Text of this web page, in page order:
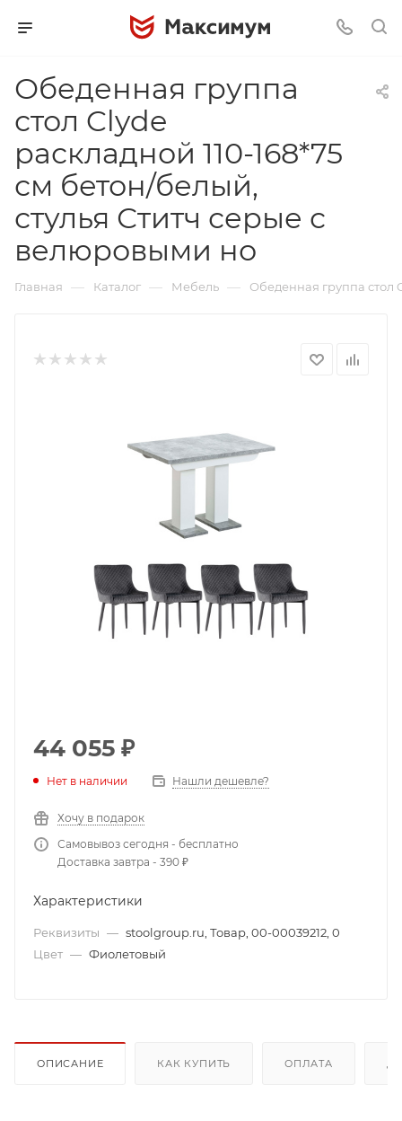
Обеденная группа
стол Clyde
раскладной 110-168*75
см бетон/белый,
стулья Ститч серые с
велюровыми но
Главная — Каталог — Мебель — Обеденная группа стол
44 055 ₽
Нет в наличии Нашли дешевле?
Хочу в подарок
Самовывоз сегодня - бесплатно
Доставка завтра - 390 ₽
Характеристики
Реквизиты — stoolgroup.ru, Товар, 00-00039212, 0
Цвет — Фиолетовый
ОПИСАНИЕ КАК КУПИТЬ ОПЛАТА